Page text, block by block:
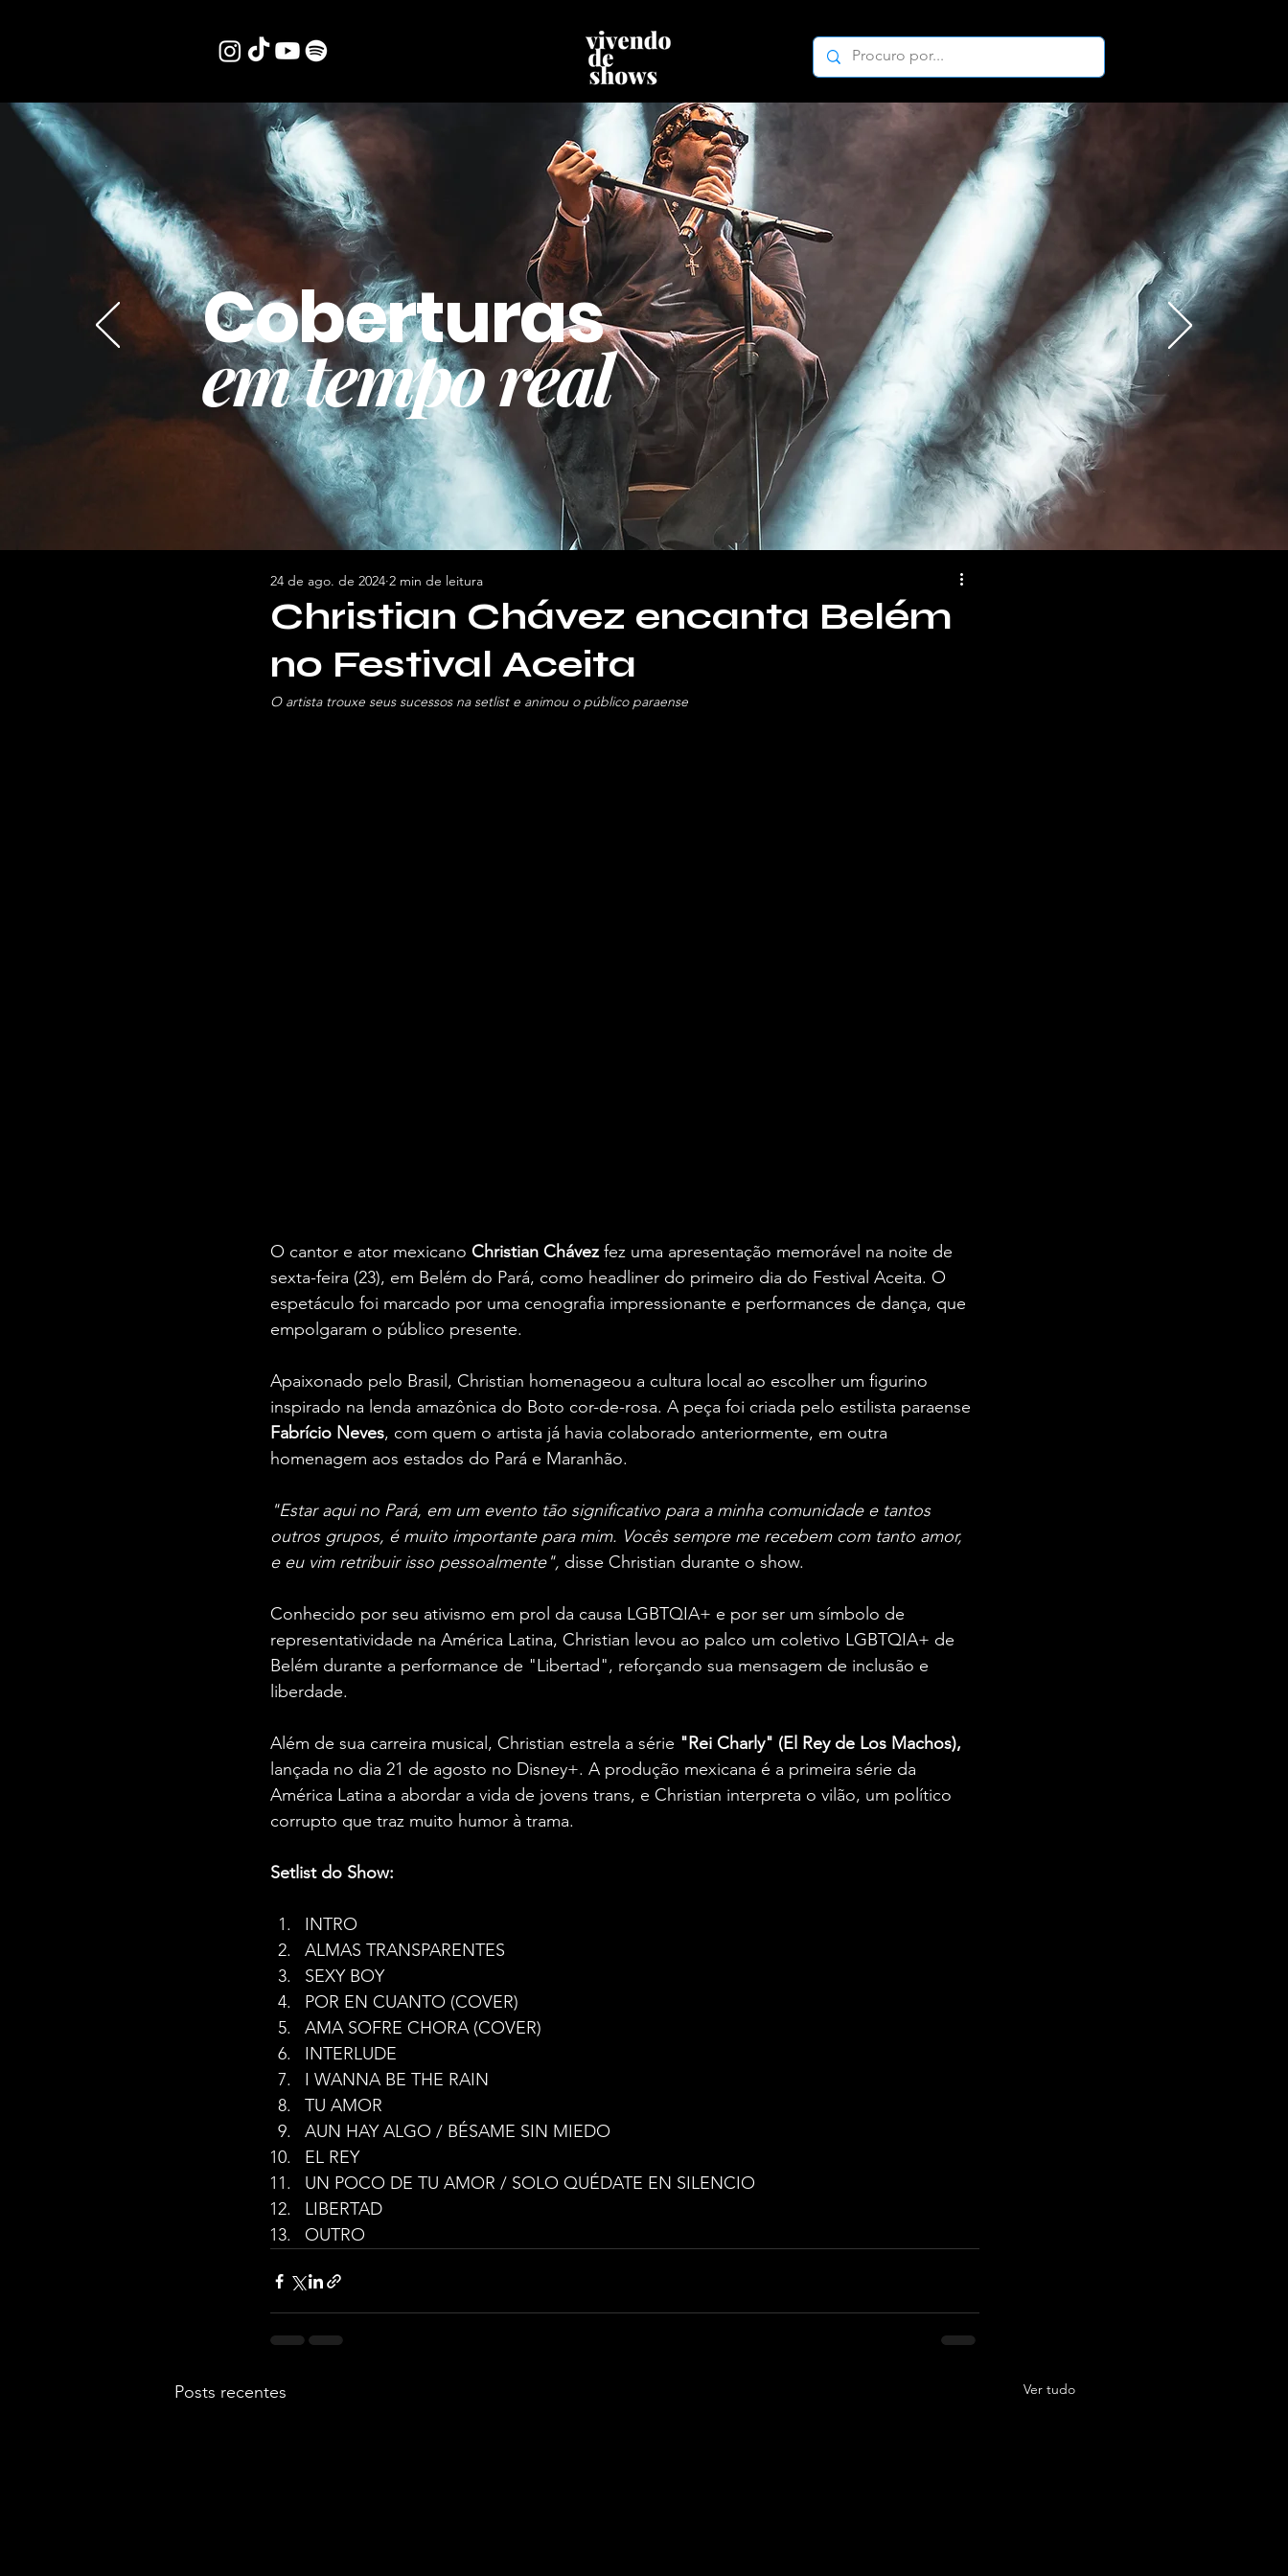
Coberturas
em tempo real
Christian Chávez encanta Belém
no Festival Aceita
24 de ago. de 2024 2 min de leitura
O artista trouxe seus sucessos na setlist e animou o público paraense
O cantor e ator mexicano Christian Chávez fez uma apresentação memorável na noite de
sexta-feira (23), em Belém do Pará, como headliner do primeiro dia do Festival Aceita. O
espetáculo foi marcado por uma cenografia impressionante e performances de dança, que
empolgaram o público presente.
Apaixonado pelo Brasil, Christian homenageou a cultura local ao escolher um figurino
inspirado na lenda amazônica do Boto cor-de-rosa. A peça foi criada pelo estilista paraense
Fabrício Neves, com quem o artista já havia colaborado anteriormente, em outra
homenagem aos estados do Pará e Maranhão.
"Estar aqui no Pará, em um evento tão significativo para a minha comunidade e tantos
outros grupos, é muito importante para mim. Vocês sempre me recebem com tanto amor,
e eu vim retribuir isso pessoalmente", disse Christian durante o show.
Conhecido por seu ativismo em prol da causa LGBTQIA+ e por ser um símbolo de
representatividade na América Latina, Christian levou ao palco um coletivo LGBTQIA+ de
Belém durante a performance de "Libertad", reforçando sua mensagem de inclusão e
liberdade.
Além de sua carreira musical, Christian estrela a série "Rei Charly" (El Rey de Los Machos),
lançada no dia 21 de agosto no Disney+. A produção mexicana é a primeira série da
América Latina a abordar a vida de jovens trans, e Christian interpreta o vilão, um político
corrupto que traz muito humor à trama.
Setlist do Show:
INTRO
ALMAS TRANSPARENTES
SEXY BOY
POR EN CUANTO (COVER)
AMA SOFRE CHORA (COVER)
INTERLUDE
I WANNA BE THE RAIN
TU AMOR
AUN HAY ALGO / BÉSAME SIN MIEDO
EL REY
UN POCO DE TU AMOR / SOLO QUÉDATE EN SILENCIO
LIBERTAD
OUTRO
Posts recentes Ver tudo